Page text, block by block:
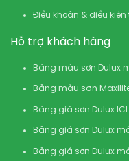
Điều khoản & điều
Hỗ trợ khách hàng
Bảng màu sơn Dulux
Bảng màu sơn
Bảng giá sơn Dulux
Bảng giá sơn Dulux
Bảng giá sơn Dulux